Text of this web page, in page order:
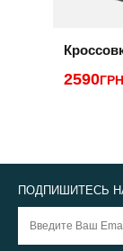
2590ГРН
ПОДПИШИТЕСЬ